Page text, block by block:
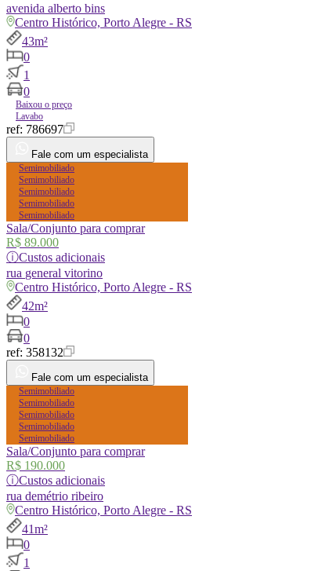
avenida alberto bins
Centro Histórico, Porto Alegre - RS
43m²
0
1
0
Baixou o preço
Lavabo
ref: 786697
Fale com um especialista
Semimobiliado
Semimobiliado
Semimobiliado
Semimobiliado
Semimobiliado
Sala/Conjunto para comprar
R$ 89.000
ⓘCustos adicionais
rua general vitorino
Centro Histórico, Porto Alegre - RS
42m²
0
0
ref: 358132
Fale com um especialista
Semimobiliado
Semimobiliado
Semimobiliado
Semimobiliado
Semimobiliado
Sala/Conjunto para comprar
R$ 190.000
ⓘCustos adicionais
rua demétrio ribeiro
Centro Histórico, Porto Alegre - RS
41m²
0
1